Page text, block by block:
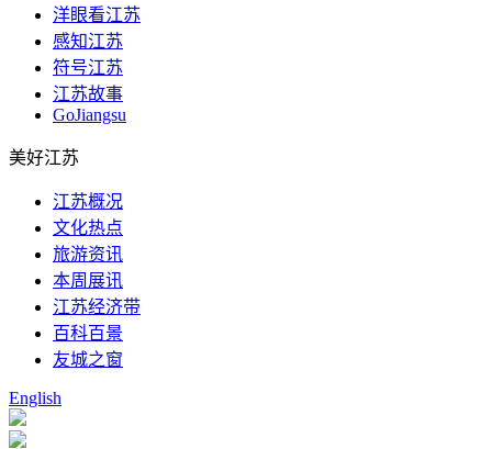
洋眼看江苏
感知江苏
符号江苏
江苏故事
GoJiangsu
美好江苏
江苏概况
文化热点
旅游资讯
本周展讯
江苏经济带
百科百景
友城之窗
English